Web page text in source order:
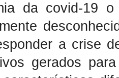
da covid-19
a crise
gerados